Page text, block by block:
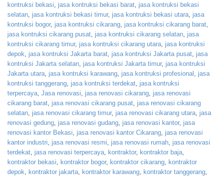
kontruksi bekasi
jasa kontruksi bekasi barat jasa kontruksi bekasi
selatan jasa kontruksi bekasi timur, jasa kontruksi bekasi utara jasa
kontruksi bogor, jasa kontruksi cikarang jasa kontruksi cikarang barat
jasa kontruksi cikarang pusat jasa kontruksi cikarang selatan jasa
kontruksi cikarang timur, jasa kontruksi cikarang utara jasa kontruksi
depok
jasa kontruksi Jakarta barat jasa kontruksi Jakarta pusat jasa
kontruksi Jakarta selatan jasa kontruksi Jakarta timur, jasa kontruksi
Jakarta utara jasa kontruksi karawang jasa kontruksi profesional
jasa
kontruksi tanggerang jasa kontruksi terdekat jasa kontruksi
terpercaya Jasa renovasi jasa renovasi cikarang jasa renovasi
cikarang barat jasa renovasi cikarang pusat jasa renovasi cikarang
selatan jasa renovasi cikarang timur, jasa renovasi cikarang utara jasa
renovasi gedung jasa renovasi gudang jasa renovasi kantor, jasa
renovasi kantor Bekasi
jasa renovasi kantor Cikarang jasa renovasi
kantor industri
jasa renovasi resmi jasa renovasi rumah jasa renovasi
terdekat jasa renovasi terpercaya kontraktor, kontraktor baja
kontraktor bekasi
kontraktor bogor, kontraktor cikarang
kontraktor
depok
kontraktor jakarta kontraktor karawang kontraktor tanggerang